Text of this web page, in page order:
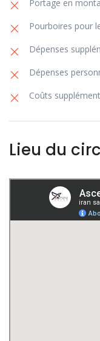
Portage en
Pourboires pour
Dépenses
Dépenses
Coûts
Lieu du